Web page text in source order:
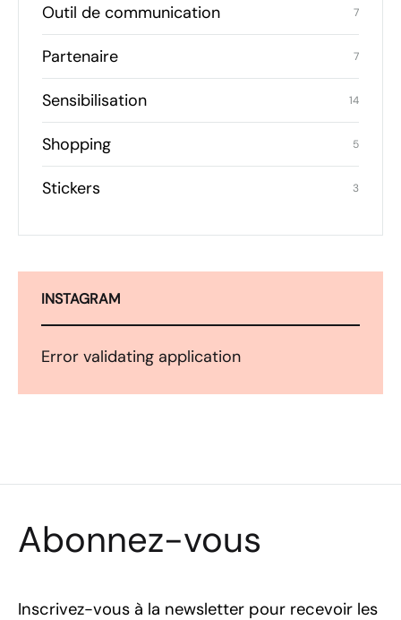
Outil de communication 7
Partenaire 7
Sensibilisation 14
Shopping 5
Stickers 3
INSTAGRAM
Error validating application
Abonnez-vous
Inscrivez-vous à la newsletter pour recevoir les